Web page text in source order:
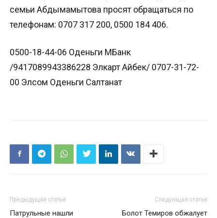
семьи Абдымамытова просят обращаться по
телефонам: 0707 317 200, 0500 184 406.
0500-18-44-06 Оденьги МБанк
/9417089943386228 Элкарт Айбек/ 0707-31-72-
00 Элсом Оденьги Салтанат
Предыдущая статья
Патрульные нашли
Следующая статья
Болот Темиров обжалует